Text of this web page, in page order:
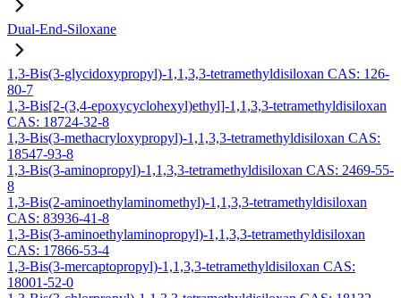
Dual-End-Siloxane
1,3-Bis(3-glycidoxypropyl)-1,1,3,3-tetramethyldisiloxan CAS: 126-
80-7
1,3-Bis[2-(3,4-epoxycyclohexyl)ethyl]-1,1,3,3-tetramethyldisiloxan
CAS: 18724-32-8
1,3-Bis(3-methacryloxypropyl)-1,1,3,3-tetramethyldisiloxan CAS:
18547-93-8
1,3-Bis(3-aminopropyl)-1,1,3,3-tetramethyldisiloxan CAS: 2469-55-
8
1,3-Bis(2-aminoethylaminomethyl)-1,1,3,3-tetramethyldisiloxan
CAS: 83936-41-8
1,3-Bis(3-aminoethylaminopropyl)-1,1,3,3-tetramethyldisiloxan
CAS: 17866-53-4
1,3-Bis(3-mercaptopropyl)-1,1,3,3-tetramethyldisiloxan CAS:
18001-52-0